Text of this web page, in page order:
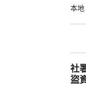
100
額上
已
本地
社
盜